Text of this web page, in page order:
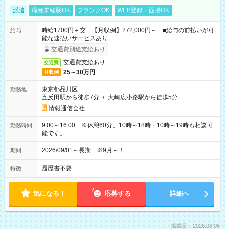
派遣 職種未経験OK ブランクOK WEB登録・面接OK
給与
時給1700円＋交 【月収例】272,000円～ ■給与の前払いが可
能な速払いサービスあり
交通費別途支給あり
交通費 交通費支給あり
月収例 25～30万円
勤務地
東京都品川区
五反田駅から徒歩7分 / 大崎広小路駅から徒歩5分
情報通信会社
勤務時間
9:00～16:00 ※休憩60分。10時～18時・10時～19時も相談可
能です。
期間 2026/09/01～長期 ※9月～！
特徴 履歴書不要
気になる！ 応募する 詳細へ
掲載日：2026.08.06